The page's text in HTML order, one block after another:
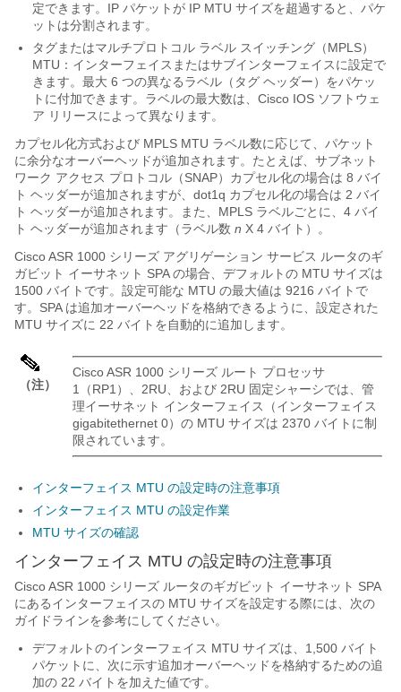
定できます。IP パケットが IP MTU サイズを超過すると、パケ
ットは分割されます。
タグまたはマルチプロトコル ラベル スイッチング（MPLS）
MTU：インターフェイスまたはサブインターフェイスに設定で
きます。最大 6 つの異なるラベル（タグ ヘッダー）をパケッ
トに付加できます。ラベルの最大数は、Cisco IOS ソフトウェ
ア リリースによって異なります。
カプセル化方式および MPLS MTU ラベル数に応じて、パケット
に余分なオーバーヘッドが追加されます。たとえば、サブネット
ワーク アクセス プロトコル（SNAP）カプセル化の場合は 8 バイ
ト ヘッダーが追加されますが、dot1q カプセル化の場合は 2 バイ
ト ヘッダーが追加されます。また、MPLS ラベルごとに、4 バイ
ト ヘッダーが追加されます（ラベル数 n X 4 バイト）。
Cisco ASR 1000 シリーズ アグリゲーション サービス ルータのギ
ガビット イーサネット SPA の場合、デフォルトの MTU サイズは
1500 バイトです。設定可能な MTU の最大値は 9216 バイトで
す。SPA は追加オーバーヘッドを格納できるように、設定された
MTU サイズに 22 バイトを自動的に追加します。
（注）
Cisco ASR 1000 シリーズ ルート プロセッサ
1（RP1）、2RU、および 2RU 固定シャーシでは、管
理イーサネット インターフェイス（インターフェイス
gigabitethernet 0）の MTU サイズは 2370 バイトに制
限されています。
インターフェイス MTU の設定時の注意事項
インターフェイス MTU の設定作業
MTU サイズの確認
インターフェイス MTU の設定時の注意事項
Cisco ASR 1000 シリーズ ルータのギガビット イーサネット SPA
にあるインターフェイスの MTU サイズを設定する際には、次の
ガイドラインを参考にしてください。
デフォルトのインターフェイス MTU サイズは、1,500 バイト
パケットに、次に示す追加オーバーヘッドを格納するための追
加の 22 バイトを加えた値です。